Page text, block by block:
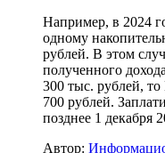
Например, в 2024
одному
рублей. В этом
полученного
300 тыс. рублей,
700 рублей.
позднее 1 декабря
Автор: